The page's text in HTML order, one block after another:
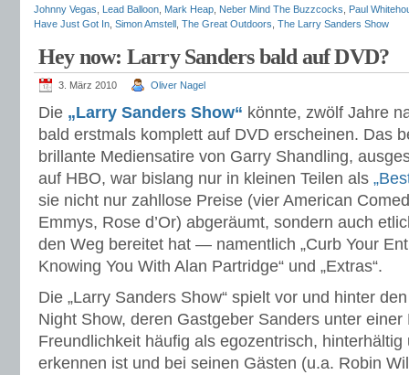
Johnny Vegas
Lead Balloon Mark Heap Neber Mind The Buzzcocks
Paul
Have Just Got In Simon Amstell The Great Outdoors The Larry Sanders Show
Hey now: Larry Sanders bald auf DVD?
3. März 2010 Oliver Nagel
Die „Larry Sanders Show“ könnte, zwölf Jahre
bald erstmals komplett auf DVD erscheinen. Das
brillante Mediensatire von Garry Shandling,
auf HBO, war bislang nur in kleinen Teilen als
sie nicht nur zahllose Preise (vier American
Emmys, Rose d’Or) abgeräumt, sondern auch
den Weg bereitet hat — namentlich „Curb Your
Knowing You With Alan Partridge“ und „Extras“.
Die „Larry Sanders Show“ spielt vor und hinter
Night Show, deren Gastgeber Sanders unter einer
Freundlichkeit häufig als egozentrisch,
erkennen ist und bei seinen Gästen (u.a. Robin